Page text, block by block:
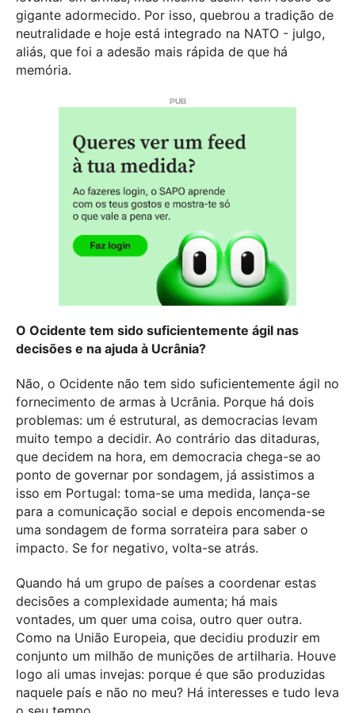
gigante adormecido. Por isso, quebrou a tradição de
neutralidade e hoje está integrado na NATO - julgo,
aliás, que foi a adesão mais rápida de que há
memória.
O Ocidente tem sido suficientemente ágil nas
decisões e na ajuda à Ucrânia?
Não, o Ocidente não tem sido suficientemente ágil no
fornecimento de armas à Ucrânia. Porque há dois
problemas: um é estrutural, as democracias levam
muito tempo a decidir. Ao contrário das ditaduras,
que decidem na hora, em democracia chega-se ao
ponto de governar por sondagem, já assistimos a
isso em Portugal: toma-se uma medida, lança-se
para a comunicação social e depois encomenda-se
uma sondagem de forma sorrateira para saber o
impacto. Se for negativo, volta-se atrás.
Quando há um grupo de países a coordenar estas
decisões a complexidade aumenta; há mais
vontades, um quer uma coisa, outro quer outra.
Como na União Europeia, que decidiu produzir em
conjunto um milhão de munições de artilharia. Houve
logo ali umas invejas: porque é que são produzidas
naquele país e não no meu? Há interesses e tudo leva